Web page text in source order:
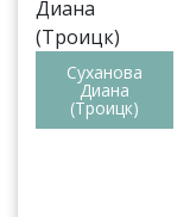
Суханова
Диана
(Троицк)